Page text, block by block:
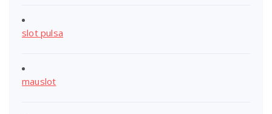
slot pulsa
mauslot